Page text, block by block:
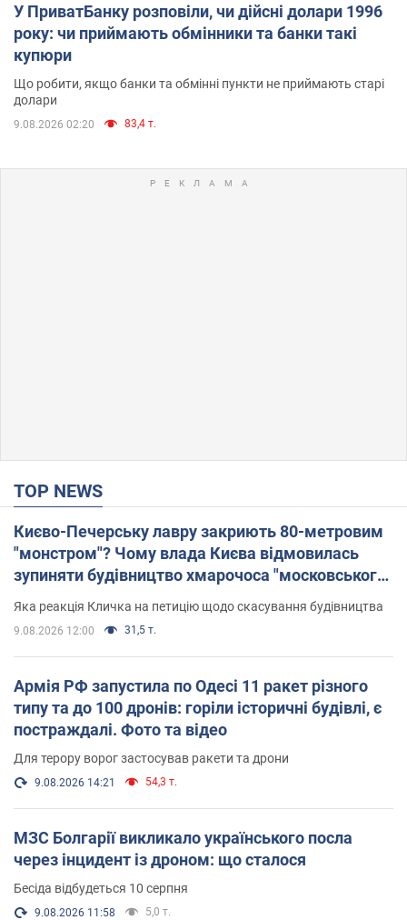
У ПриватБанку розповіли, чи дійсні долари 1996
року: чи приймають обмінники та банки такі
купюри
Що робити, якщо банки та обмінні пункти не приймають старі
долари
9.08.2026 02:20 83,4 т.
TOP NEWS
Києво-Печерську лавру закриють 80-метровим
"монстром"? Чому влада Києва відмовилась
зупиняти будівництво хмарочоса "московського
вірянина"
Яка реакція Кличка на петицію щодо скасування будівництва
9.08.2026 12:00 31,5 т.
Армія РФ запустила по Одесі 11 ракет різного
типу та до 100 дронів: горіли історичні будівлі, є
постраждалі. Фото та відео
Для терору ворог застосував ракети та дрони
9.08.2026 14:21 54,3 т.
МЗС Болгарії викликало українського посла
через інцидент із дроном: що сталося
Бесіда відбудеться 10 серпня
9.08.2026 11:58 5,0 т.